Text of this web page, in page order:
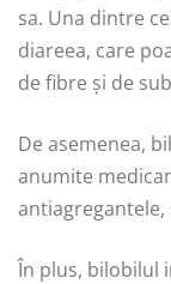
sa. Una dintre
diareea, care
de fibre și de
De asemenea,
anumite
antiagregantele,
În plus, bilobilul